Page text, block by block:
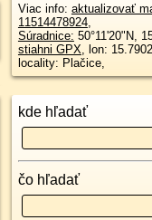
Viac info: aktualizovať
11514478924,
Súradnice: 50°11'20"N,
stiahni GPX, lon:
locality: Plačice,
kde hľadať
čo hľadať